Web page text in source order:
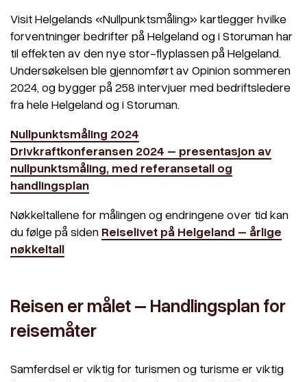
Visit Helgelands «Nullpunktsmåling» kartlegger hvilke
forventninger bedrifter på Helgeland og i Storuman har
til effekten av den nye stor-flyplassen på Helgeland.
Undersøkelsen ble gjennomført av Opinion sommeren
2024, og bygger på 258 intervjuer med bedriftsledere
fra hele Helgeland og i Storuman.
Nullpunktsmåling 2024
Drivkraftkonferansen 2024 – presentasjon av
nullpunktsmåling, med referansetall og
handlingsplan
Nøkkeltallene for målingen og endringene over tid kan
du følge på siden Reiselivet på Helgeland – årlige
nøkkeltall
Reisen er målet – Handlingsplan for
reisemåter
Samferdsel er viktig for turismen og turisme er viktig